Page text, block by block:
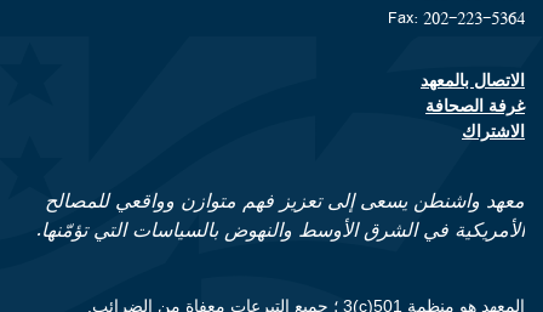
Fax: 202-223-5364
Footer contact links
الاتصال بالمعهد
غرفة الصحافة
الاشتراك
معهد واشنطن يسعى إلى تعزيز فهم متوازن وواقعي للمصالح
الأمريكية في الشرق الأوسط والنهوض بالسياسات التي تؤمّنها.
المعهد هو منظمة 501(c)3 ؛ جميع التبرعات معفاة من الضرائب.